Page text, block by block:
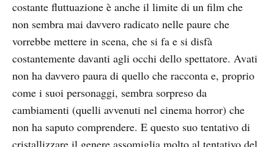
costante fluttuazione è anche il limite di un film che
non sembra mai davvero radicato nelle paure che
vorrebbe mettere in scena, che si fa e si disfà
costantemente davanti agli occhi dello spettatore. Avati
non ha davvero paura di quello che racconta e, proprio
come i suoi personaggi, sembra sorpreso da
cambiamenti (quelli avvenuti nel cinema horror) che
non ha saputo comprendere. E questo suo tentativo di
cristallizzare il genere assomiglia molto al tentativo del